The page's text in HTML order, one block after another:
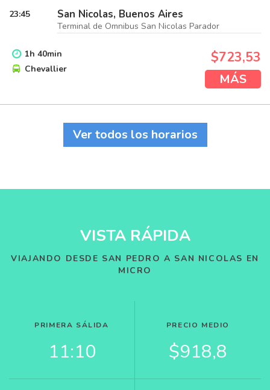
23:45 San Nicolas, Buenos Aires
Terminal de Omnibus San Nicolas Parador
1h 40min
Chevallier
$723,53
MÁS
Ver todos los horarios
VISTA RÁPIDA
VIAJANDO DESDE SAN PEDRO A SAN NICOLAS EN
MICRO
PRIMERA SÁLIDA
11:10
PRECIO MEDIO
$918,8